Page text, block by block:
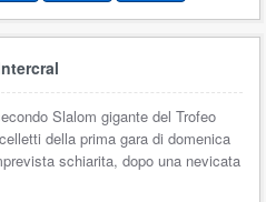
Slalom gigante del Trofeo
della prima gara di domenica
schiarita, dopo una nevicata